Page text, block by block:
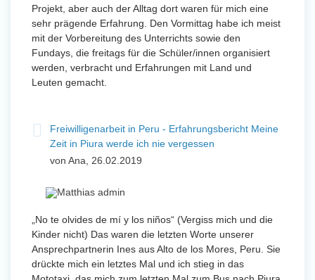
Projekt, aber auch der Alltag dort waren für mich eine
sehr prägende Erfahrung. Den Vormittag habe ich meist
mit der Vorbereitung des Unterrichts sowie den
Fundays, die freitags für die Schüler/innen organisiert
werden, verbracht und Erfahrungen mit Land und
Leuten gemacht.
Freiwilligenarbeit in Peru - Erfahrungsbericht Meine
Zeit in Piura werde ich nie vergessen
von Ana, 26.02.2019
„No te olvides de mí y los niños“ (Vergiss mich und die
Kinder nicht) Das waren die letzten Worte unserer
Ansprechpartnerin Ines aus Alto de los Mores, Peru. Sie
drückte mich ein letztes Mal und ich stieg in das